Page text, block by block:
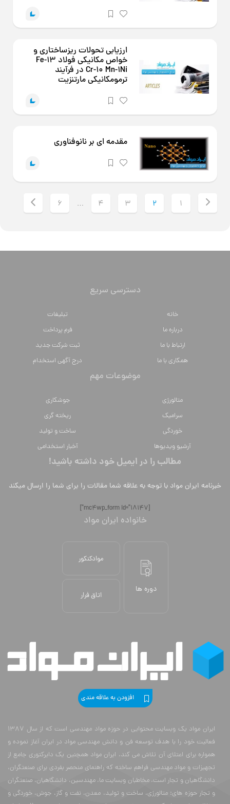
ارزیابی تحولات ریزساختاری و
خواص مکانیکی فولاد Fe-13
Cr-10 Mn-1Ni در فرآیند
ترمومکانیکی مارتنزیت
مقدمه ای بر نانوفناوری
1
2
3
4
…
6
دسترسی سریع
خانه
تبلیغات
درباره ما
فرم پرداخت
ارتباط با ما
ثبت شرکت جدید
همکاری با ما
درج آگهی استخدام
موضوعات مهم
متالورژي
جوشکاری
سراميك
ریخته گری
خوردگی
ساخت و تولید
آرشیو ویدیوها
آخبار استخدامی
مطالب را در ایمیل خود داشته باشید!
خبرنامه ایران مواد با توجه به علاقه شما مقالات را برای شما را ارسال میکند
[mc4wp_form id="18147"]
خانواده ایران مواد
دوره ها
موادکنکور
اتاق فرار
افزودن به علاقه مندی
ایران مواد یک وبسایت محتوایی در حوزه مواد مهندسی است که از سال 1387
فعالیت خود را با هدف توسعه فن و دانش مهندسی مواد در ایران آغاز نموده و
همواره برای اعتلای آن تلاش می کند. ایران مواد همچنین یک دایرکتوری جامع از
تجهیزات و مواد مهندسی فراهم ساخته که راهنمای منحصر بفردی برای صنعتگران،
دانشگاهیان و تجار است. مخاطبان وبسایت ما، مهندسین، دانشگاهیان، صنعتگران
و تجار حوزه های: متالورژی، ساخت و تولید، معدن، نفت و گاز، جوش، خوردگی و